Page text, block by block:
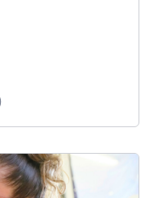
Hort und